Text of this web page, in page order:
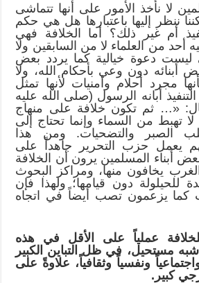
لا نأخذ الأمور على أنها تتماشى
ننظر إليها باعتبارها هل هي حكم
أم غير ذلك؟ أما الخلافة فهي
من العلماء لا من السابقين ولا
ليست دعوة خيالية كما يردد بعض
أبنائه دون وعي بأحكام الله، ولا
مجرد أحلام وأمنيات لأنها تمثل
أبانه الرسول (صلى الله عليه
«… ثم تكون خلافة على منهاج
لا تهبط من السماء وإنما تحتاج إلى
الصبر والتضحيات. ومن هذا
يعمل حزب التحرير جاهداً على
أبناء المسلمين يرون أن الخلافة
يخافون منها، ومراكز البحوث
للحيلولة دون قيامها؛ ولهذا فإن
كما يزعمون تصب أيضاً في اتجاه
عملياً على الأقل في هذه
شبه مستحيل، في ظل التباين الكبير
ونفسياً وثقافياً، علاوةً على
كبير.